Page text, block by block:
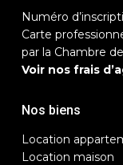
Numéro
Carte
par la Chambre
Voir nos frais
Nos biens
Location
Location maison